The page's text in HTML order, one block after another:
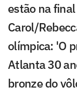
estão na final
Carol/
olímpica: 'O
Atlanta 30
bronze do